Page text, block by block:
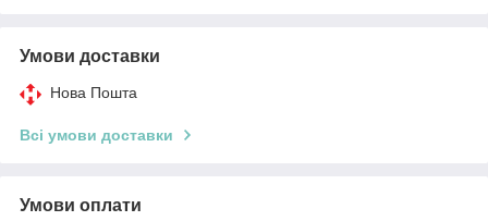
Умови доставки
Нова Пошта
Всі умови доставки
Умови оплати